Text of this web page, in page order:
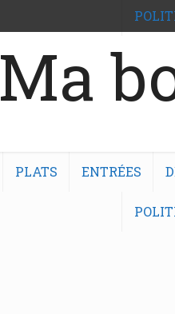
Ma
PLATS ENTRÉES